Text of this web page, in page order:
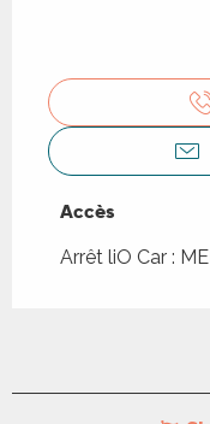
Accès
Accès
Arrêt liO Car :